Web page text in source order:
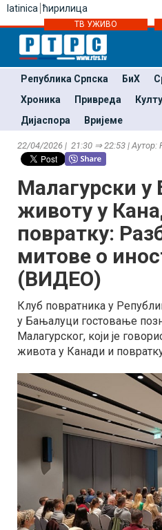
latinica ћирилица
ТВ УЖИВО
Република Српска БиХ
Хроника
Привреда
Дијаспора
Вријеме
22/04/2026 | 21:30 ⇒ 22:53 | Аутор:
Малагурски
животу у
повратку:
митове о
(ВИДЕО)
Клуб повратника у
у Бањалуци гостовање
Малагурског, који је
живота у Канади и